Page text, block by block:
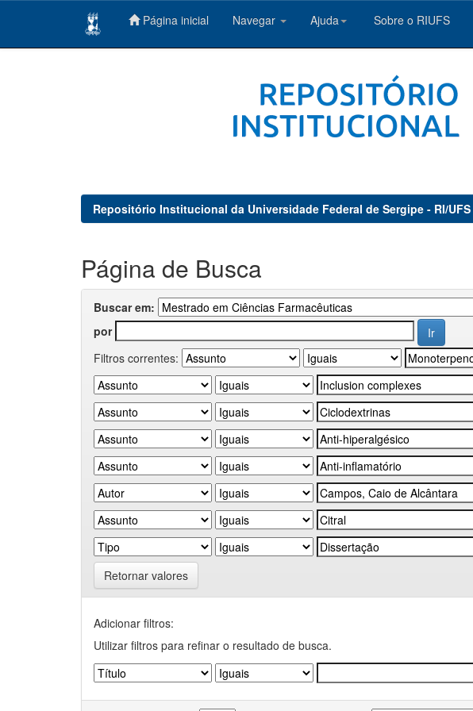
Página inicial Navegar Ajuda Sobre o RIUFS
Repositório Institucional da Universidade Federal de Sergipe - RI/UFS
Página de Busca
Buscar em:
por
Filtros correntes:
Retornar valores
Adicionar filtros:
Utilizar filtros para refinar o resultado de busca.